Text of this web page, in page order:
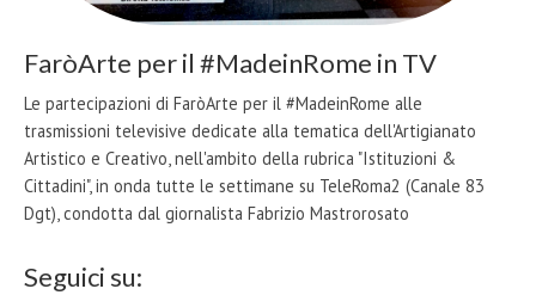
FaròArte per il #MadeinRome in TV
Le partecipazioni di FaròArte per il #MadeinRome alle
trasmissioni televisive dedicate alla tematica dell'Artigianato
Artistico e Creativo, nell'ambito della rubrica "Istituzioni &
Cittadini", in onda tutte le settimane su TeleRoma2 (Canale 83
Dgt), condotta dal giornalista Fabrizio Mastrorosato
Seguici su: